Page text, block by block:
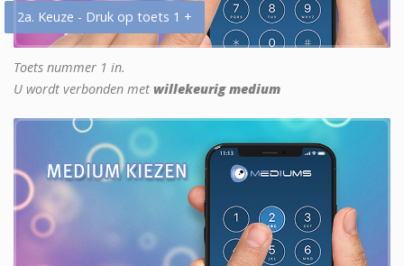
2a. Keuze - Druk op toets 1 +
Toets nummer 1 in.
U wordt verbonden met willekeurig medium